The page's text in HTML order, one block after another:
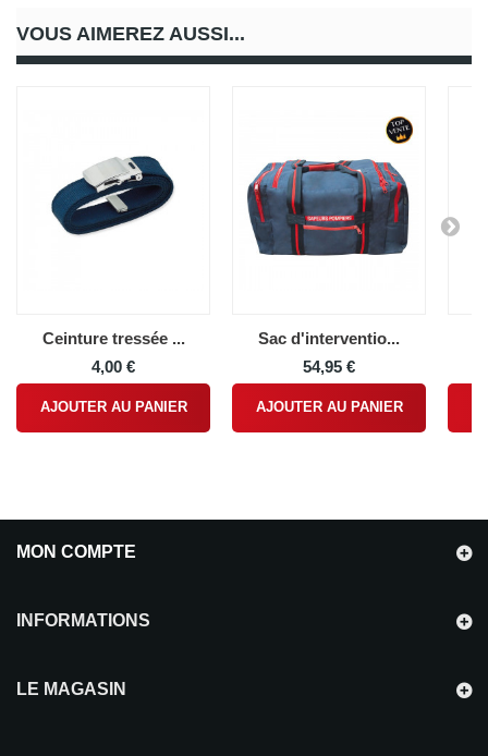
VOUS AIMEREZ AUSSI...
Ceinture tressée ...
4,00 €
AJOUTER AU PANIER
Sac d'interventio...
54,95 €
AJOUTER AU PANIER
MON COMPTE
INFORMATIONS
LE MAGASIN